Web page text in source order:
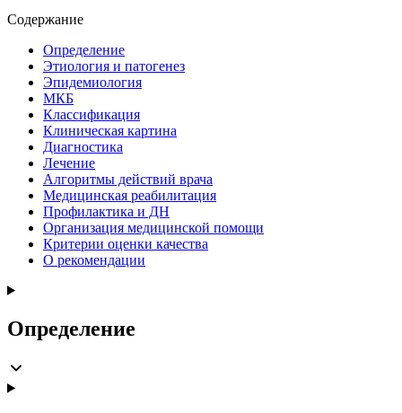
Содержание
Определение
Этиология и патогенез
Эпидемиология
МКБ
Классификация
Клиническая картина
Диагностика
Лечение
Алгоритмы действий врача
Медицинская реабилитация
Профилактика и ДН
Организация медицинской помощи
Критерии оценки качества
О рекомендации
Определение